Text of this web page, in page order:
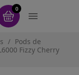
0

Pods de
Fizzy Cherry